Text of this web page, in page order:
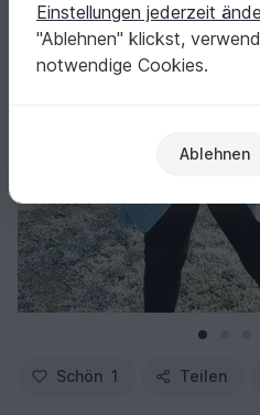
Schön 1 Teilen
Einstellungen jederzeit
"Ablehnen" klickst,
notwendige Cookies.
Ablehnen